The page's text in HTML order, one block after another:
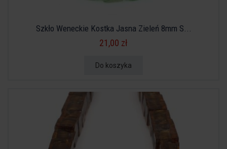
Szkło Weneckie Kostka Jasna Zieleń 8mm S...
21,00 zł
Do koszyka